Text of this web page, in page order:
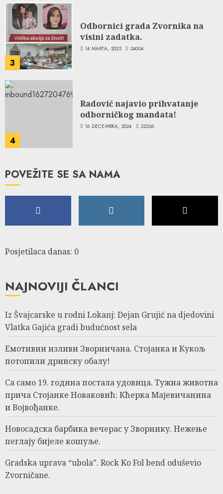
3
Odbornici grada Zvornika na
visini zadatka.
14 MARTA, 2025 24004
4
Radović najavio prihvatanje
odborničkog mandata!
16 DECEMBRA, 2024 22206
POVEŽITE SE SA NAMA
Posjetilaca danas: 0
NAJNOVIJI ČLANCI
Iz Švajcarske u rodni Lokanj: Dejan Grujić na djedovini
Vlatka Gajića gradi budućnost sela
Емотивни изливи Зворничана. Стојанка и Кукољ
потопили дринску обалу!
Са само 19. година постала удовица. Тужна животна
прича Стојанке Новаковић: Кћерка Мајевичанина
и Војвођанке.
Новосадска барбика вечерас у Зворнику. Нежење
пеглају бијеле кошуље.
Gradska uprava “ubola”. Rock Ko Fol bend oduševio
Zvorničane.